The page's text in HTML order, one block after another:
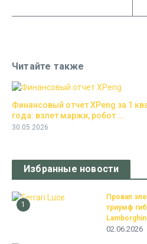
Читайте также
Финансовый отчет XPeng за 1
года: взлет маржи, робот ...
30.05.2026
Избранные новости
1
Провал
триумф
02.06.2026